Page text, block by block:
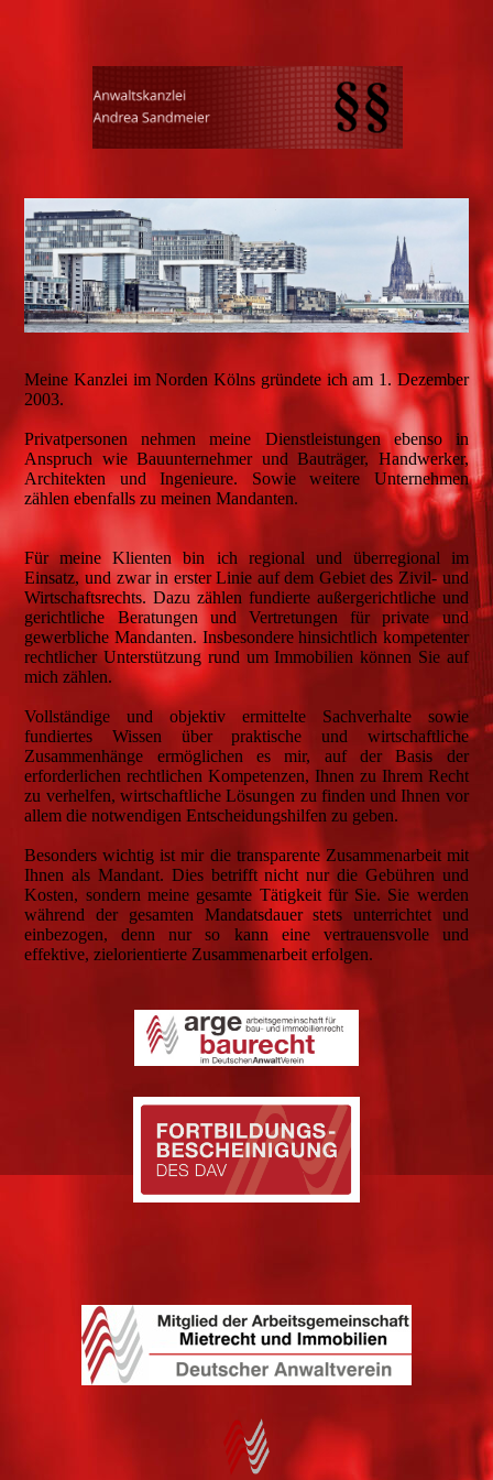
Meine Kanzlei im Norden Kölns gründete ich am 1. Dezember
2003.
Privatpersonen nehmen meine Dienstleistungen ebenso in
Anspruch wie Bauunternehmer und Bauträger, Handwerker,
Architekten und Ingenieure. Sowie weitere Unternehmen
zählen ebenfalls zu meinen Mandanten.
Für meine Klienten bin ich regional und überregional im
Einsatz, und zwar in erster Linie auf dem Gebiet des Zivil- und
Wirtschaftsrechts. Dazu zählen fundierte außergerichtliche und
gerichtliche Beratungen und Vertretungen für private und
gewerbliche Mandanten. Insbesondere hinsichtlich kompetenter
rechtlicher Unterstützung rund um Immobilien können Sie auf
mich zählen.
Vollständige und objektiv ermittelte Sachverhalte sowie
fundiertes Wissen über praktische und wirtschaftliche
Zusammenhänge ermöglichen es mir, auf der Basis der
erforderlichen rechtlichen Kompetenzen, Ihnen zu Ihrem Recht
zu verhelfen, wirtschaftliche Lösungen zu finden und Ihnen vor
allem die notwendigen Entscheidungshilfen zu geben.
Besonders wichtig ist mir die transparente Zusammenarbeit mit
Ihnen als Mandant. Dies betrifft nicht nur die Gebühren und
Kosten, sondern meine gesamte Tätigkeit für Sie. Sie werden
während der gesamten Mandatsdauer stets unterrichtet und
einbezogen, denn nur so kann eine vertrauensvolle und
effektive, zielorientierte Zusammenarbeit erfolgen.